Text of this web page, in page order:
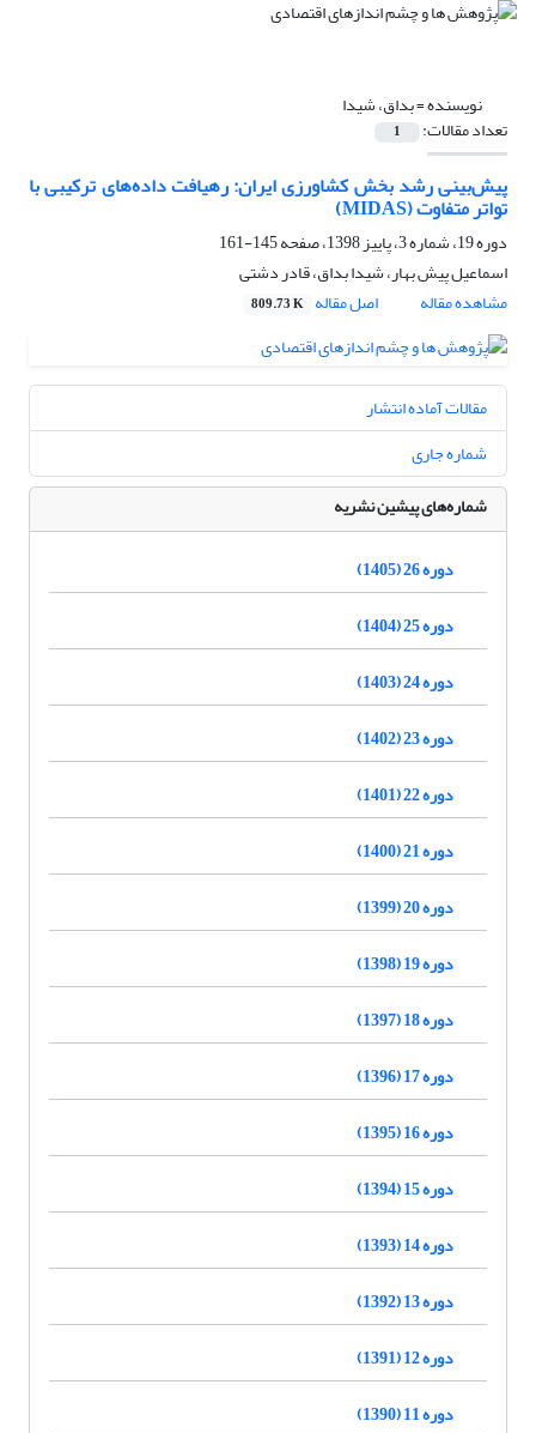
نویسنده =بداق، شیدا
تعداد مقالات: 1
پیش‌بینی رشد بخش کشاورزی ایران: رهیافت داده‌های ترکیبی با
تواتر متفاوت (MIDAS)
دوره 19، شماره 3، پاییز 1398، صفحه
145-161
اسماعیل پیش بهار، شیدا بداق، قادر دشتی
مشاهده مقاله
اصل مقاله 809.73 K
مقالات آماده انتشار
شماره جاری
شماره‌های پیشین نشریه
دوره 26 (1405)
دوره 25 (1404)
دوره 24 (1403)
دوره 23 (1402)
دوره 22 (1401)
دوره 21 (1400)
دوره 20 (1399)
دوره 19 (1398)
دوره 18 (1397)
دوره 17 (1396)
دوره 16 (1395)
دوره 15 (1394)
دوره 14 (1393)
دوره 13 (1392)
دوره 12 (1391)
دوره 11 (1390)